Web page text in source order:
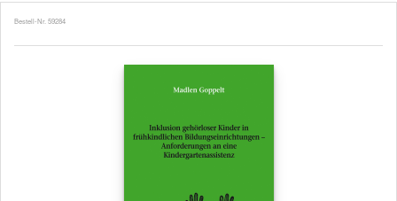
Bestell-Nr. 59284